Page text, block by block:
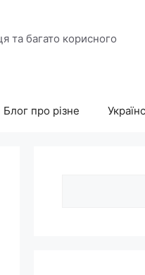
та багато корисного
Блог про різне